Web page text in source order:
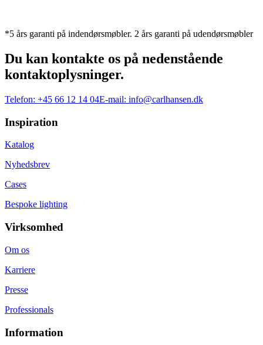
*5 års garanti på indendørsmøbler. 2 års garanti på udendørsmøbler
Du kan kontakte os på nedenstående
kontaktoplysninger.
Telefon: +45 66 12 14 04E-mail: info@carlhansen.dk
Inspiration
Katalog
Nyhedsbrev
Cases
Bespoke lighting
Virksomhed
Om os
Karriere
Presse
Professionals
Information